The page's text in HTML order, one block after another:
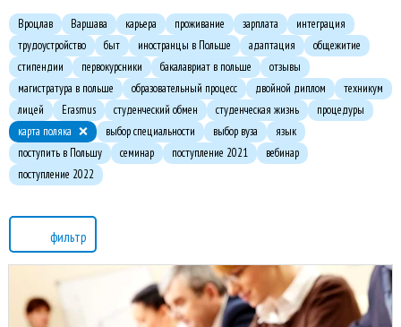
Вроцлав Варшава карьера проживание зарплата
интеграция
трудоустройство
быт иностранцы в Польше адаптация
общежитие
стипендии
первокурсники бакалавриат в польше
отзывы
магистратура в польше
образовательный процесс двойной диплом
техникум
лицей
Erasmus студенческий обмен студенческая жизнь
процедуры
карта поляка
выбор специальности выбор вуза
язык
поступить в Польшу
семинар поступление 2021
вебинар
поступление 2022
фильтр